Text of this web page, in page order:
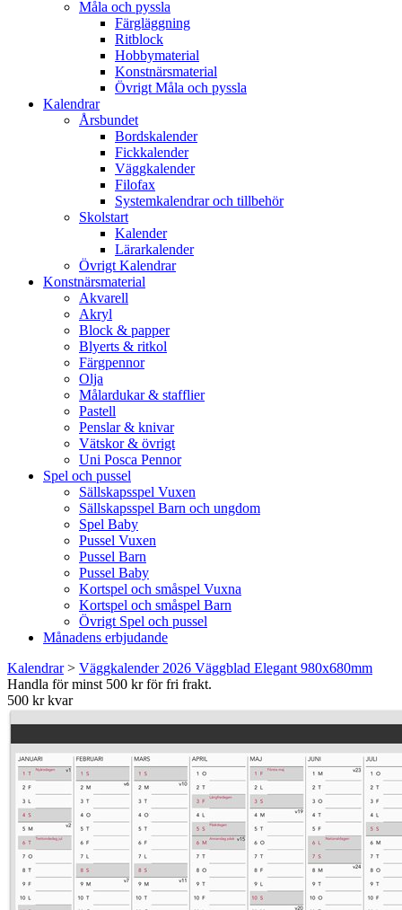
Måla och pyssla
Färgläggning
Ritblock
Hobbymaterial
Konstnärsmaterial
Övrigt Måla och pyssla
Kalendrar
Årsbundet
Bordskalender
Fickkalender
Väggkalender
Filofax
Systemkalendrar och tillbehör
Skolstart
Kalender
Lärarkalender
Övrigt Kalendrar
Konstnärsmaterial
Akvarell
Akryl
Block & papper
Blyerts & ritkol
Färgpennor
Olja
Målardukar & stafflier
Pastell
Penslar & knivar
Vätskor & övrigt
Uni Posca Pennor
Spel och pussel
Sällskapsspel Vuxen
Sällskapsspel Barn och ungdom
Spel Baby
Pussel Vuxen
Pussel Barn
Pussel Baby
Kortspel och småspel Vuxna
Kortspel och småspel Barn
Övrigt Spel och pussel
Månadens erbjudande
Kalendrar> Väggkalender 2026 Väggblad Elegant 980x680mm
Handla för minst 500 kr för fri frakt.
500 kr kvar